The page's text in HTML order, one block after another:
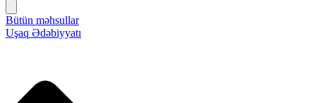
Bütün məhsullar
Uşaq Ədəbiyyatı